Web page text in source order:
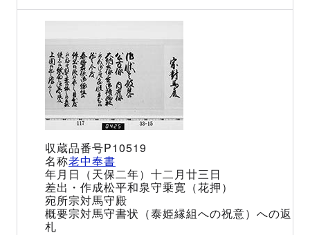
P10519
老中奉書
（天保二年）十二月廿三日
松平和泉守乗寛（花押）
宗対馬守殿
宗対馬守書状（泰姫縁組への祝意）への返
札